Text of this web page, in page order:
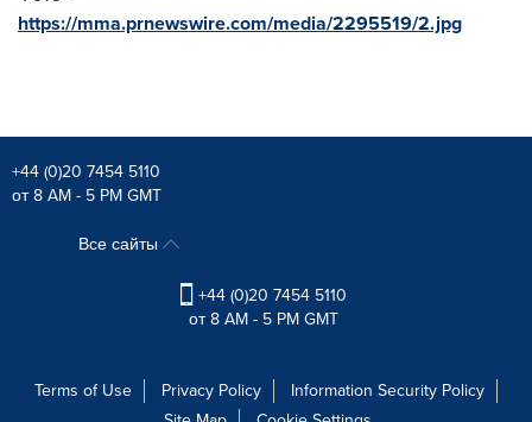
https://mma.prnewswire.com/media/2295519/2.jpg
+44 (0)20 7454 5110
от 8 AM - 5 PM GMT
Все сайты
+44 (0)20 7454 5110
от 8 AM - 5 PM GMT
Terms of Use Privacy Policy
Information Security Policy